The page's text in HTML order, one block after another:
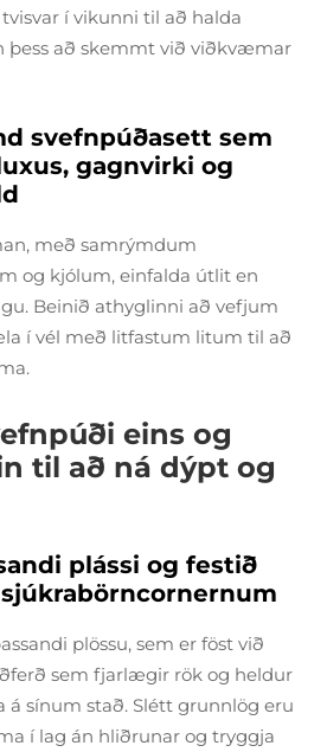
í vikunni til að halda
þess að skemmt við viðkvæmar
svefnpúðasett sem
gagnvirki og
með samrýmdum
og kjólum, einfalda útlit en
Beinið athyglinni að vefjum
í vél með litfastum litum til að
eins og
til að ná dýpt og
plássi og festið
plössu, sem er föst við
sem fjarlægir rök og heldur
á sínum stað. Slétt grunnlög eru
í lag án hliðrunar og tryggja